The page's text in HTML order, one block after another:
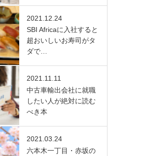
2021.12.24
SBI Africaに入社すると
超おいしいお寿司がタ
ダで…
2021.11.11
中古車輸出会社に就職
したい人が絶対に読む
べき本
2021.03.24
六本木一丁目・赤坂の